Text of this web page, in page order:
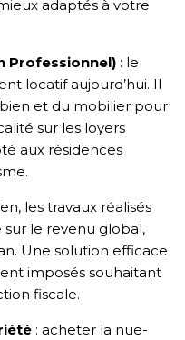
adaptés à votre
Professionnel) : le
locatif aujourd’hui. Il
et du mobilier pour
sur les loyers
aux résidences
les travaux réalisés
le revenu global,
Une solution efficace
imposés souhaitant
fiscale.
: acheter la nue-